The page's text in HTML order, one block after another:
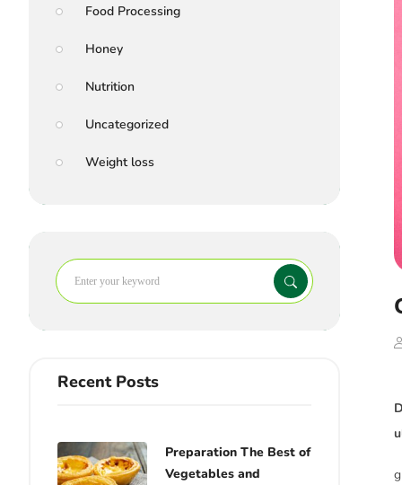
Food Processing
Honey
Nutrition
Uncategorized
Weight loss
Recent Posts
Preparation The Best of
Vegetables and